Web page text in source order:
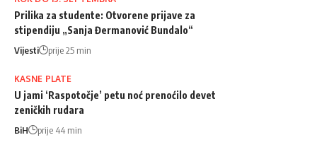
Prilika za studente: Otvorene prijave za
stipendiju „Sanja Đermanović Bundalo“
Vijesti prije 25 min
KASNE PLATE
U jami ‘Raspotočje’ petu noć prenoćilo devet
zeničkih rudara
BiH prije 44 min